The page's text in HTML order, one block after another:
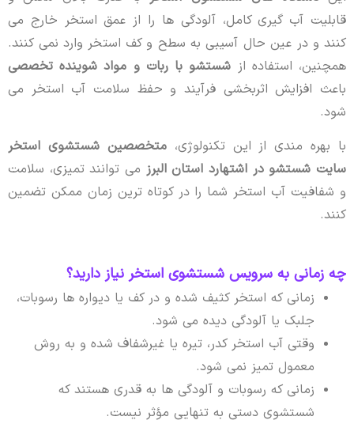
قابلیت آب گیری کامل، آلودگی ها را از عمق استخر خارج می
کنند و در عین حال آسیبی به سطح و کف استخر وارد نمی کنند.
همچنین، استفاده از شستشو با ربات و مواد شوینده تخصصی
باعث افزایش اثربخشی فرآیند و حفظ سلامت آب استخر می
شود.
با بهره مندی از این تکنولوژی، متخصصین شستشوی استخر
سایت شستشو در اشتهارد استان البرزمی توانند تمیزی، سلامت
و شفافیت آب استخر شما را در کوتاه ترین زمان ممکن تضمین
کنند.
چه زمانی به سرویس شستشوی استخر نیاز دارید؟
زمانی که استخر کثیف شده و در کف یا دیواره ها رسوبات،
جلبک یا آلودگی دیده می شود.
وقتی آب استخر کدر، تیره یا غیرشفاف شده و به روش
معمول تمیز نمی شود.
زمانی که رسوبات و آلودگی ها به قدری هستند که
شستشوی دستی به تنهایی مؤثر نیست.